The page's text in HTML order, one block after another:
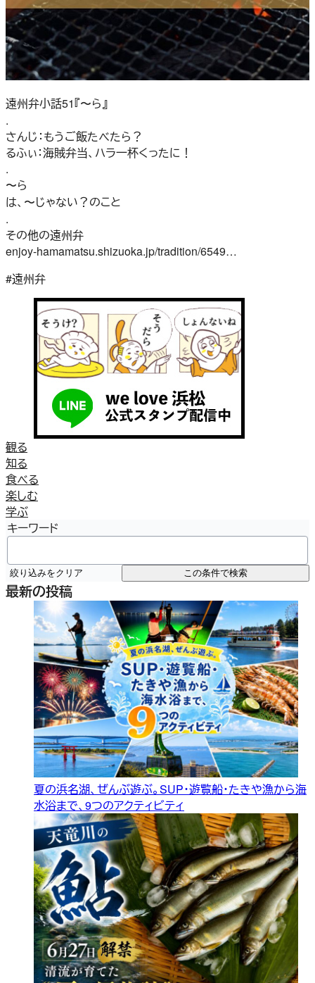
遠州弁小話51『〜ら』
.
さんじ：もうご飯たべたら？
るふぃ：海賊弁当、ハラ一杯くったに！
.
〜ら
は、〜じゃない？のこと
.
その他の遠州弁
enjoy-hamamatsu.shizuoka.jp/tradition/6549…
#遠州弁
観る
知る
食べる
楽しむ
学ぶ
キーワード
絞り込みをクリア この条件で検索
最新の投稿
夏の浜名湖、ぜんぶ遊ぶ。SUP・遊覧船・たきや漁から海
水浴まで、9つのアクティビティ